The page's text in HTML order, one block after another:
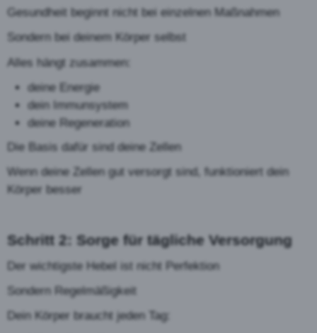
Gesundheit beginnt nicht bei einzelnen Maßnahmen
Sondern bei deinem Körper selbst
Alles hängt zusammen:
deine Energie
dein Immunsystem
deine Regeneration
Die Basis dafür sind deine Zellen
Wenn deine Zellen gut versorgt sind, funktioniert dein
Körper besser
Schritt 2: Sorge für tägliche Versorgung
Der wichtigste Hebel ist nicht Perfektion
Sondern Regelmäßigkeit
Dein Körper braucht jeden Tag: